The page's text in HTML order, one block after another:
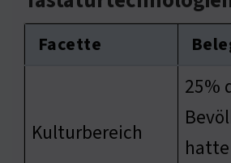
Facette
Kulturbereich
25%